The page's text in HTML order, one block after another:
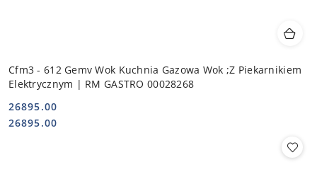
Cfm3 - 612 Gemv Wok Kuchnia Gazowa Wok ;Z Piekarnikiem
Elektrycznym | RM GASTRO 00028268
Cena:
26895.00
Cena:
26895.00